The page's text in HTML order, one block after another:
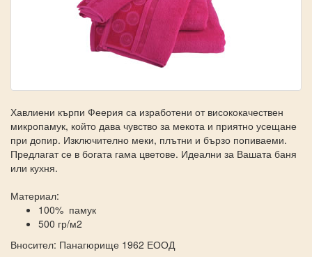
Хавлиени кърпи Феерия са изработени от висококачествен
микропамук, който дава чувство за мекота и приятно усещане
при допир. Изключително меки, плътни и бързо попиваеми.
Предлагат се в богата гама цветове. Идеални за Вашата баня
или кухня.
Материал:
100% памук
500 гр/м2
Вносител: Панагюрище 1962 ЕООД